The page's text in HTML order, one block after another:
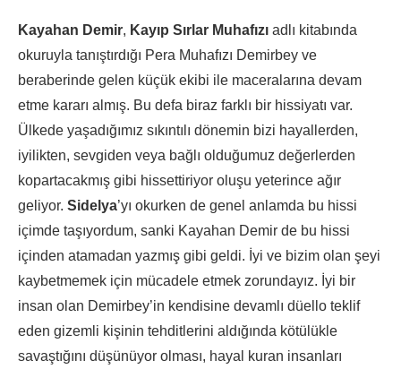
Kayahan Demir, Kayıp Sırlar Muhafızı adlı kitabında
okuruyla tanıştırdığı Pera Muhafızı Demirbey ve
beraberinde gelen küçük ekibi ile maceralarına devam
etme kararı almış. Bu defa biraz farklı bir hissiyatı var.
Ülkede yaşadığımız sıkıntılı dönemin bizi hayallerden,
iyilikten, sevgiden veya bağlı olduğumuz değerlerden
kopartacakmış gibi hissettiriyor oluşu yeterince ağır
geliyor. Sidelya’yı okurken de genel anlamda bu hissi
içimde taşıyordum, sanki Kayahan Demir de bu hissi
içinden atamadan yazmış gibi geldi. İyi ve bizim olan şeyi
kaybetmemek için mücadele etmek zorundayız. İyi bir
insan olan Demirbey’in kendisine devamlı düello teklif
eden gizemli kişinin tehditlerini aldığında kötülükle
savaştığını düşünüyor olması, hayal kuran insanları